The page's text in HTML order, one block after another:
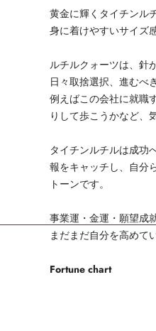
黄金に輝くタイチンル
身に着けやすいサイズ
ルチルクォーツは、針
日々取捨選択、進むべ
例えばこの会社に就職
りして歩こうかなど、
タイチンルチルは成功
報をキャッチし、自分
トーンです。
事業運・金運・願望成
まだまだ自分を高めて
Fortune chart